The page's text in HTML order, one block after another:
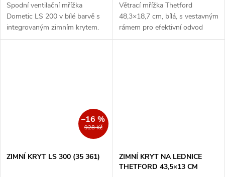
Spodní ventilační mřížka
Dometic LS 200 v bílé barvě s
integrovaným zimním krytem.
Zajišťuje optimální chlazení a
Větrací mřížka Thetford
48,3×18,7 cm, bílá, s vestavným
rámem pro efektivní odvod
tepla z lednice.
928 Kč
–16 %
ZIMNÍ KRYT LS 300 (35 361)
ZIMNÍ KRYT NA LEDNICE
THETFORD 43,5×13 CM